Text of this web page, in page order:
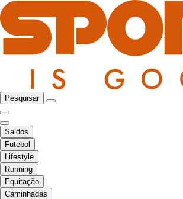
Pesquisar
Saldos
Futebol
Lifestyle
Running
Equitação
Caminhadas